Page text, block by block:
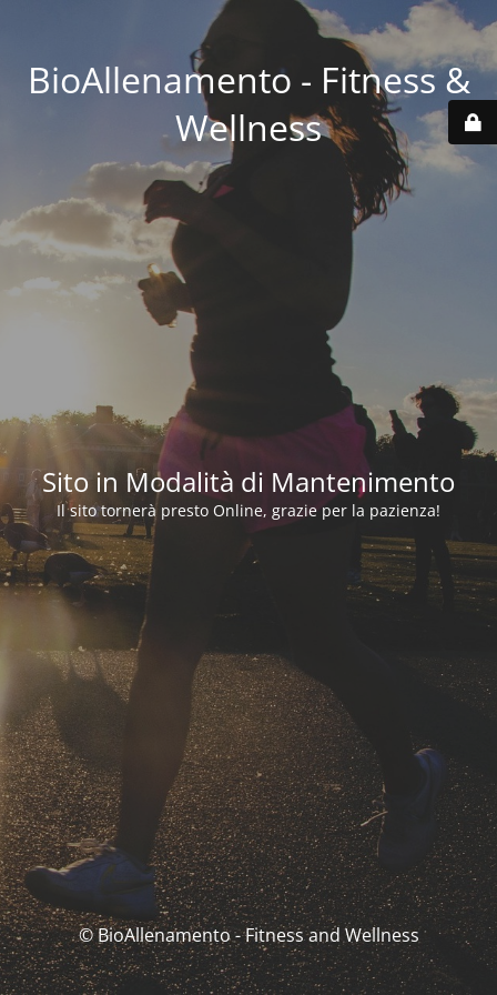
BioAllenamento - Fitness &
Wellness
Sito in Modalità di Mantenimento
Il sito tornerà presto Online, grazie per la pazienza!
© BioAllenamento - Fitness and Wellness